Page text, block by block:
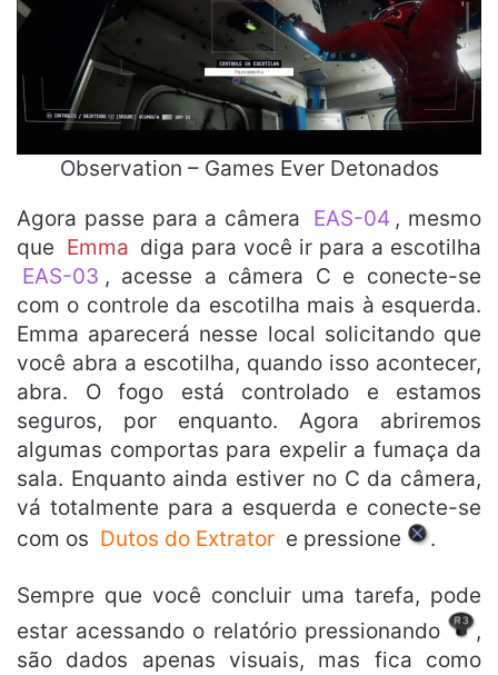
Observation – Games Ever Detonados
Agora passe para a câmera
EAS-04 , mesmo
que Emma diga para você ir para a escotilha
EAS-03 , acesse a câmera C e conecte-se
com o controle da escotilha mais à esquerda.
Emma aparecerá nesse local solicitando que
você abra a escotilha, quando isso acontecer,
abra. O fogo está controlado e estamos
seguros, por enquanto. Agora abriremos
algumas comportas para expelir a fumaça da
sala. Enquanto ainda estiver no C da câmera,
vá totalmente para a esquerda e conecte-se
com os Dutos do Extrator e pressione .
Sempre que você concluir uma tarefa, pode
estar acessando o relatório pressionando
,
são dados apenas visuais, mas fica como